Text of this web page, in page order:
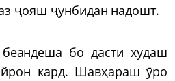
ҷояш ҷунбидан надошт.
бо дасти худаш
кард. Шавҳараш ӯро